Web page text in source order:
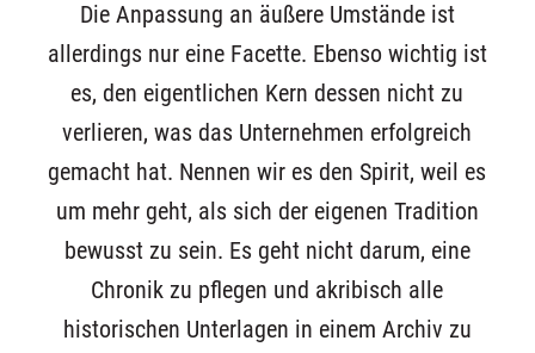
Die Anpassung an äußere Umstände ist
allerdings nur eine Facette. Ebenso wichtig ist
es, den eigentlichen Kern dessen nicht zu
verlieren, was das Unternehmen erfolgreich
gemacht hat. Nennen wir es den Spirit, weil es
um mehr geht, als sich der eigenen Tradition
bewusst zu sein. Es geht nicht darum, eine
Chronik zu pflegen und akribisch alle
historischen Unterlagen in einem Archiv zu